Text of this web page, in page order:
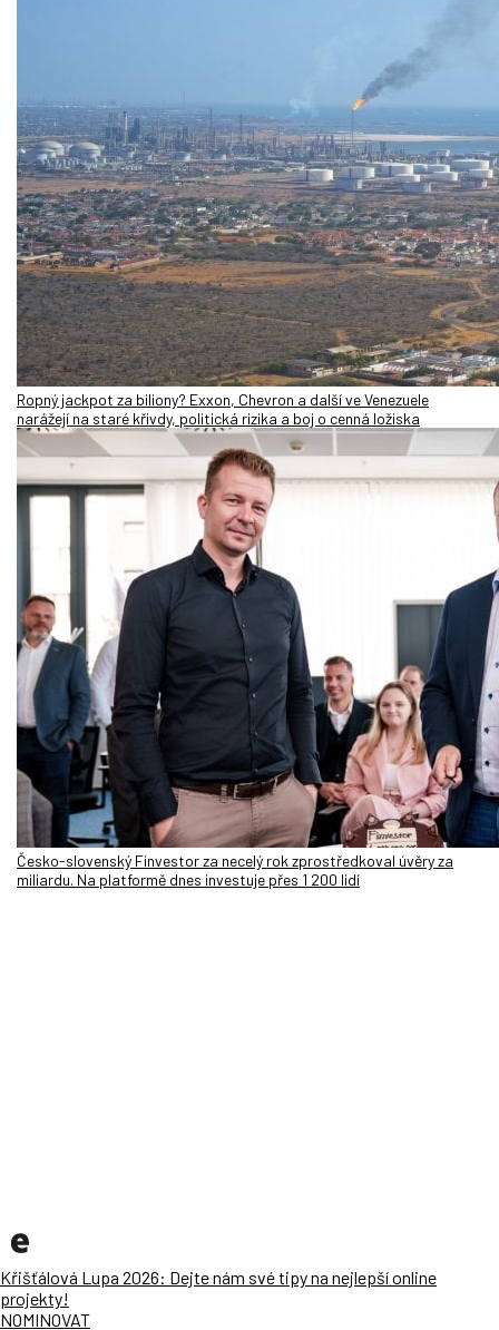
Ropný jackpot za biliony? Exxon, Chevron a další ve Venezuele
narážejí na staré křivdy, politická rizika a boj o cenná ložiska
Česko-slovenský Finvestor za necelý rok zprostředkoval úvěry za
miliardu. Na platformě dnes investuje přes 1 200 lidí
Křišťálová Lupa 2026: Dejte nám své tipy na nejlepší online
projekty!
NOMINOVAT